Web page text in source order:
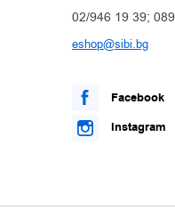
02/946 19 39;
eshop@sibi.bg
Facebook
Instagram